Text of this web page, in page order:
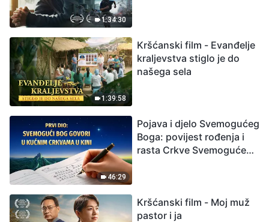
1:34:30
1:39:58
Kršćanski film - Evanđelje
kraljevstva stiglo je do
našega sela
46:29
Pojava i djelo Svemogućeg
Boga: povijest rođenja i
rasta Crkve Svemogućeg
Kršćanski film - Moj muž
pastor i ja